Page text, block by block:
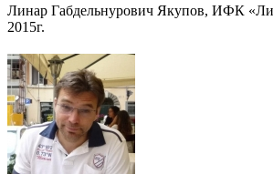
Линар Габдельнурович Якупов, ИФК
2015г.